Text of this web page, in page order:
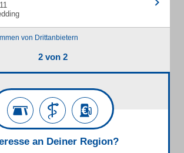
von Drittanbietern
2 von 2
an Deiner Region?